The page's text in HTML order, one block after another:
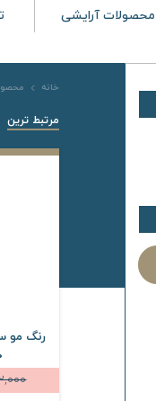
محصولات آرایشی
خانه
مرتبط ترین
رنگ مو